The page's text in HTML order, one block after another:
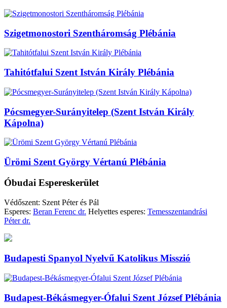
Szigetmonostori Szentháromság Plébánia
Tahitótfalui Szent István Király Plébánia
Pócsmegyer-Surányitelep (Szent István Király
Kápolna)
Ürömi Szent György Vértanú Plébánia
Óbudai Espereskerület
Védőszent: Szent Péter és Pál
Esperes: Beran Ferenc dr. Helyettes esperes: Temesszentandrási
Péter dr.
Budapesti Spanyol Nyelvű Katolikus Misszió
Budapest-Békásmegyer-Ófalui Szent József Plébánia